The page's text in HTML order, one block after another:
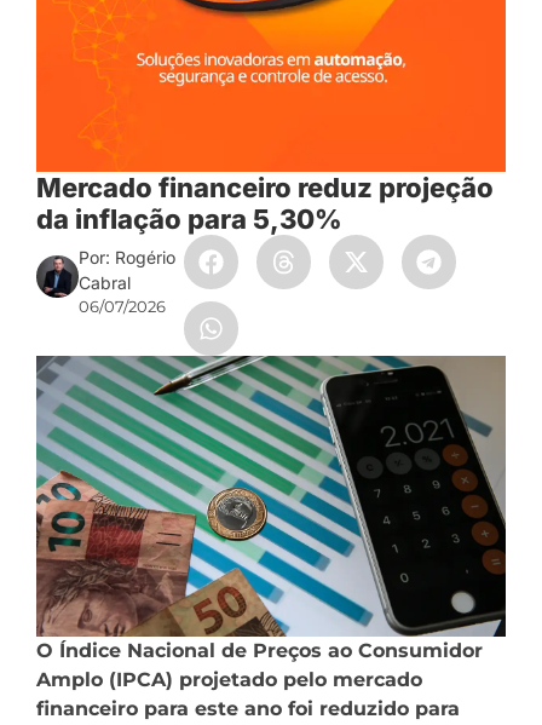
Mercado financeiro reduz projeção
da inflação para 5,30%
Por: Rogério
Cabral
06/07/2026
O Índice Nacional de Preços ao Consumidor
Amplo (IPCA) projetado pelo mercado
financeiro para este ano foi reduzido para